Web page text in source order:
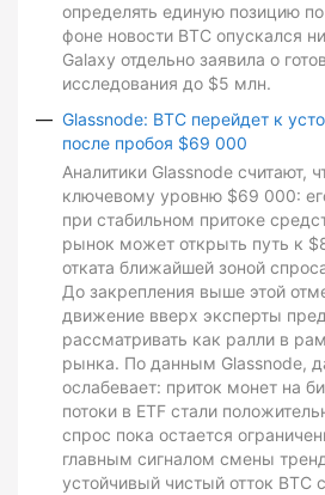
определять единую позицию
фоне новости BTC опускался
Galaxy отдельно заявила о
исследования до $5 млн.
Glassnode: BTC перейдет к
после пробоя $69 000
Аналитики Glassnode считают,
ключевому уровню $69 000:
при стабильном притоке
рынок может открыть путь к
отката ближайшей зоной
До закрепления выше этой
движение вверх эксперты
рассматривать как ралли в
рынка. По данным Glassnode,
ослабевает: приток монет на
потоки в ETF стали
спрос пока остается
главным сигналом смены
устойчивый чистый отток BTC